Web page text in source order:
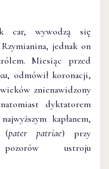
car, wywodzą się
jednak on
Miesiąc przed
odmówił koronacji,
znienawidzony
dyktatorem
kapłanem,
(pater patriae) przy
pozorów ustroju